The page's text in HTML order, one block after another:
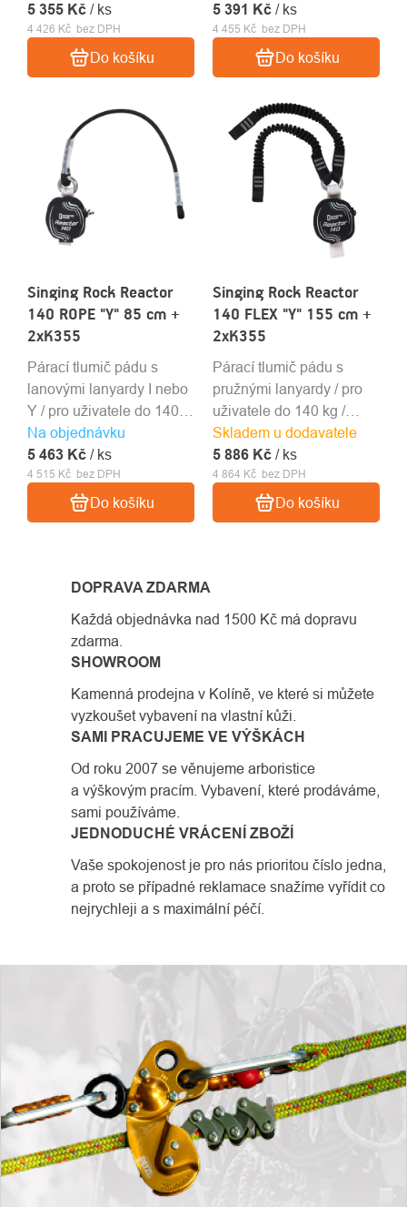
4 426 Kč bez DPH
5 355 Kč / ks
Do košíku
spojek / EN 355 • RFU
11.074
4 455 Kč bez DPH
5 391 Kč / ks
Do košíku
EN 355 • RFU 11.074
Singing Rock Reactor
140 ROPE "Y" 85 cm +
2xK355
Na objednávku
4 515 Kč bez DPH
5 463 Kč / ks
Do košíku
Párací tlumič pádu s
lanovými lanyardy I nebo
Y / pro uživatele do 140
kg / několik délek a dvě
varianty spojky / EN 355
Singing Rock Reactor
140 FLEX "Y" 155 cm +
2xK355
Skladem u dodavatele
4 864 Kč bez DPH
5 886 Kč / ks
Do košíku
Párací tlumič pádu s
pružnými lanyardy / pro
uživatele do 140 kg /
několik délek a spojek /
EN 355 • RFU 11.074
DOPRAVA ZDARMA
Každá objednávka nad 1500 Kč má dopravu
zdarma.
SHOWROOM
Kamenná prodejna v Kolíně, ve které si můžete
vyzkoušet vybavení na vlastní kůži.
SAMI PRACUJEME VE VÝŠKÁCH
Od roku 2007 se věnujeme arboristice
a výškovým pracím. Vybavení, které prodáváme,
sami používáme.
JEDNODUCHÉ VRÁCENÍ ZBOŽÍ
Vaše spokojenost je pro nás prioritou číslo jedna,
a proto se případné reklamace snažíme vyřídit co
nejrychleji a s maximální péčí.